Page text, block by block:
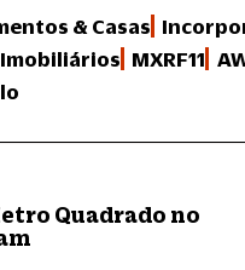
& Casas
MXRF11
Quadrado no